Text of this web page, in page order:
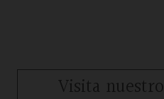
Visita nuestro